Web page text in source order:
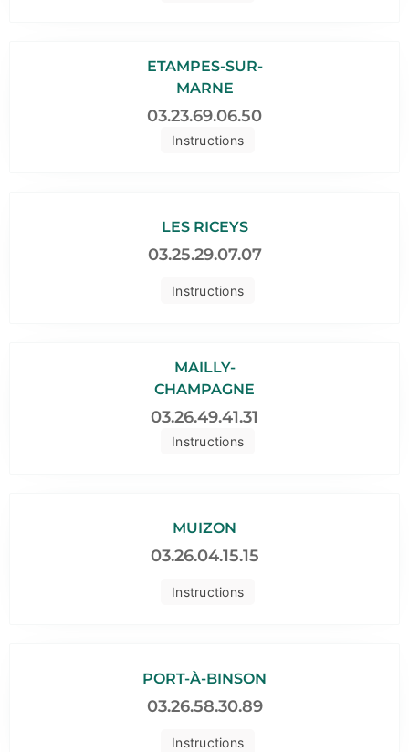
Instructions
ETAMPES-SUR-
MARNE
03.23.69.06.50
Instructions
LES RICEYS
03.25.29.07.07
Instructions
MAILLY-
CHAMPAGNE
03.26.49.41.31
Instructions
MUIZON
03.26.04.15.15
Instructions
PORT-À-BINSON
03.26.58.30.89